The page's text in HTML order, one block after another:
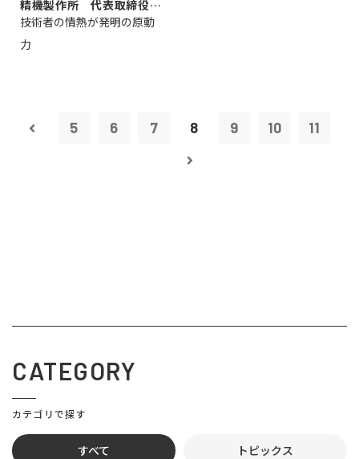
精機製作所 代表取締役
社 長 島 正...
技術者の情熱が発明の原動
力
5 6 7 8 9 10 11
CATEGORY
カテゴリで探す
すべて トピックス